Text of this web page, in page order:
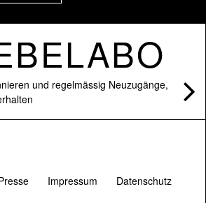
und regelmässig Neuzugänge,
Impressum Datenschutz